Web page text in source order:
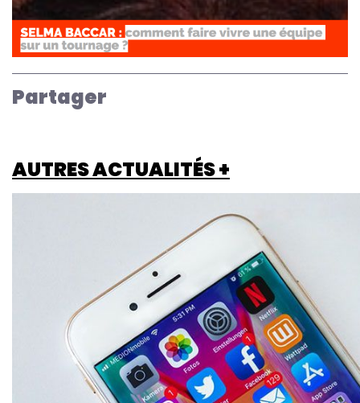
Partager
AUTRES ACTUALITÉS +